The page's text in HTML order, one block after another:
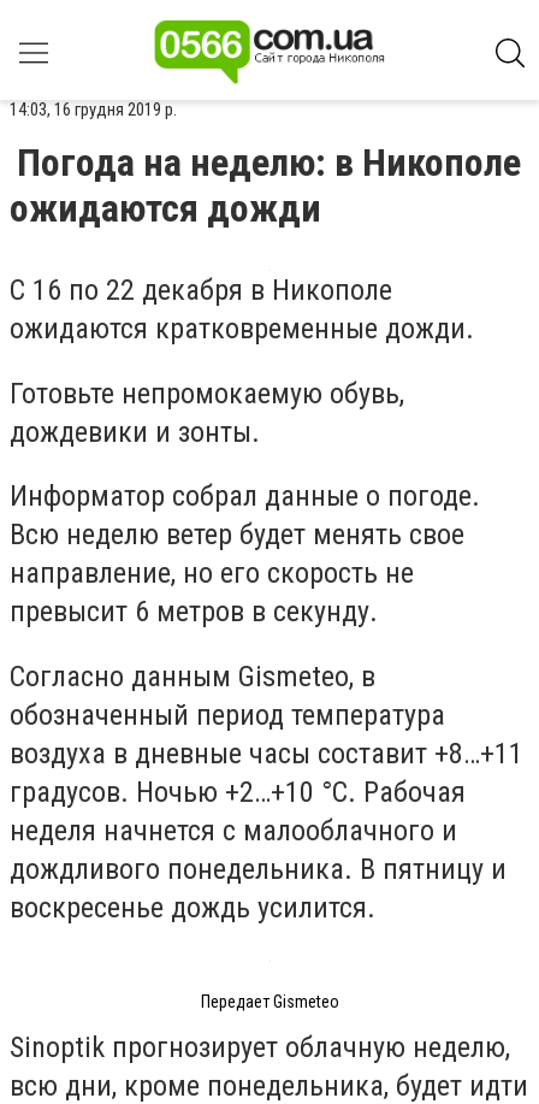
14:03, 16 грудня 2019 р.
Погода на неделю: в Никополе
ожидаются дожди
С 16 по 22 декабря в Никополе
ожидаются кратковременные дожди.
Готовьте непромокаемую обувь,
дождевики и зонты.
Информатор собрал данные о погоде.
Всю неделю ветер будет менять свое
направление, но его скорость не
превысит 6 метров в секунду.
Согласно данным Gismeteo, в
обозначенный период температура
воздуха в дневные часы составит +8…+11
градусов. Ночью +2…+10 °С. Рабочая
неделя начнется с малооблачного и
дождливого понедельника. В пятницу и
воскресенье дождь усилится.
Передает Gismeteo
Sinoptik прогнозирует облачную неделю,
всю дни, кроме понедельника, будет идти